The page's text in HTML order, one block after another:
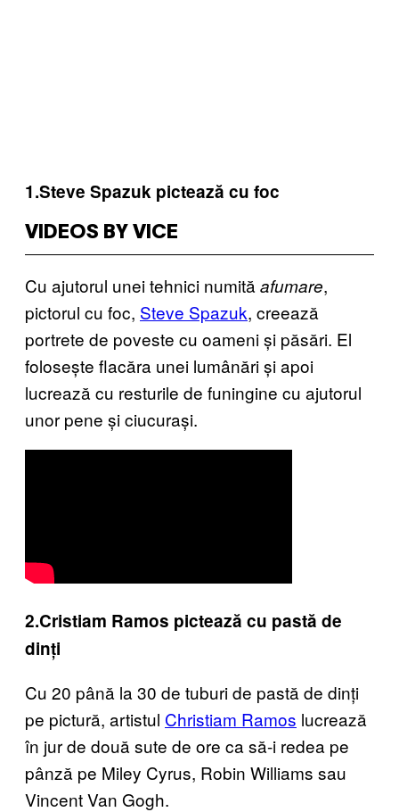
1.Steve Spazuk pictează cu foc
VIDEOS BY VICE
Cu ajutorul unei tehnici numită afumare,
pictorul cu foc, Steve Spazuk, creează
portrete de poveste cu oameni și păsări. El
folosește flacăra unei lumânări și apoi
lucrează cu resturile de funingine cu ajutorul
unor pene și ciucurași.
2.Cristiam Ramos pictează cu pastă de
dinți
Cu 20 până la 30 de tuburi de pastă de dinți
pe pictură, artistul Christiam Ramos lucrează
în jur de două sute de ore ca să-i redea pe
pânză pe Miley Cyrus, Robin Williams sau
Vincent Van Gogh.